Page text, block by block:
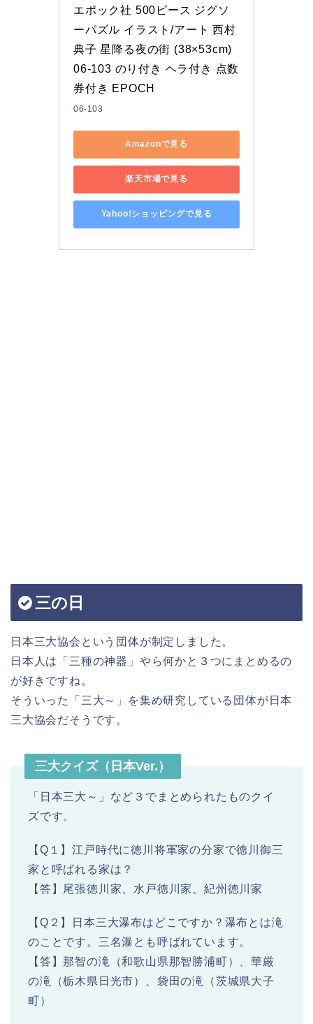
エポック社 500ピース ジグソ
ーパズル イラスト/アート 西村
典子 星降る夜の街 (38×53cm)
06-103 のり付き ヘラ付き 点数
券付き EPOCH
06-103
Amazonで見る
楽天市場で見る
Yahoo!ショッピングで見る
三の日
日本三大協会という団体が制定しました。
日本人は「三種の神器」やら何かと３つにまとめるの
が好きですね。
そういった「三大～」を集め研究している団体が日本
三大協会だそうです。
三大クイズ（日本Ver.）
「日本三大～」など３でまとめられたものクイ
ズです。
【Q１】江戸時代に徳川将軍家の分家で徳川御三
家と呼ばれる家は？
【答】尾張徳川家、水戸徳川家、紀州徳川家
【Q２】日本三大瀑布はどこですか？瀑布とは滝
のことです。三名瀑とも呼ばれています。
【答】那智の滝（和歌山県那智勝浦町）、華厳
の滝（栃木県日光市）、袋田の滝（茨城県大子
町）